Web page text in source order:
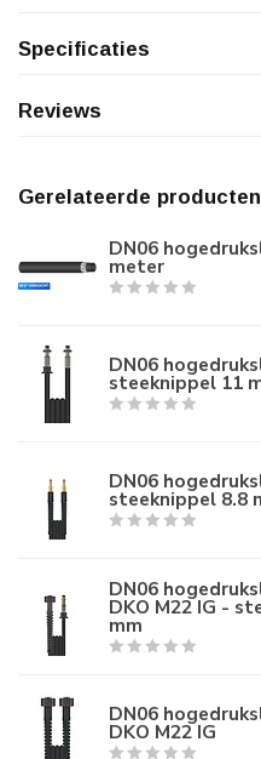
Specificaties
Reviews
Gerelateerde producten
DN06
meter
DN06
steeknippel 11
DN06
steeknippel 8.8
DN06
DKO M22 IG -
mm
DN06
DKO M22 IG